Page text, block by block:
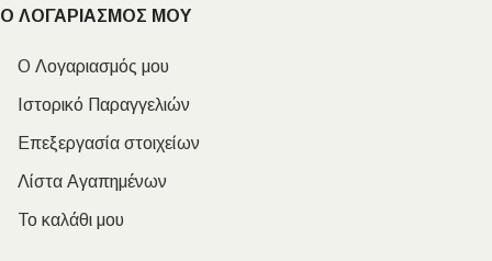
Ο ΛΟΓΑΡΙΑΣΜΟΣ ΜΟΥ
Ο Λογαριασμός μου
Ιστορικό Παραγγελιών
Επεξεργασία στοιχείων
Λίστα Αγαπημένων
Το καλάθι μου